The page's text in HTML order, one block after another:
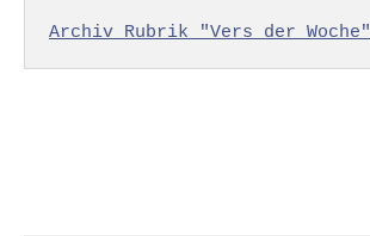
Archiv Rubrik "Vers der Woche"